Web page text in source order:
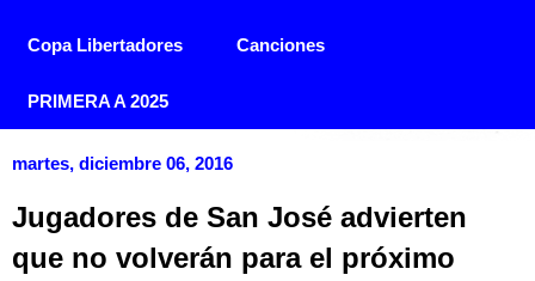
Copa Libertadores Canciones
PRIMERA A 2025
martes, diciembre 06, 2016
Jugadores de San José advierten
que no volverán para el próximo